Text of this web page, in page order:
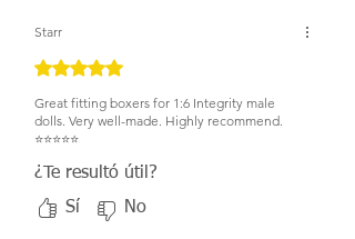
Starr
Obtuvo 5 de 5 estrellas.
Great fitting boxers for 1:6 Integrity male
dolls. Very well-made. Highly recommend.
⭐️⭐️⭐️⭐️⭐️
¿Te resultó útil?
Sí
No